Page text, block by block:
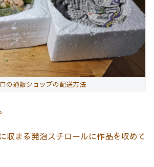
の通販ショップの配送方法
収まる発泡スチロールに作品を収めて